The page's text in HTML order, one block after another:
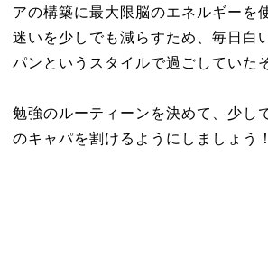
アの構築に最大限脳のエネルギーを
迷いを少しでも減らすため、毎日白
パンというスタイルで過ごしていた
勉強のルーティーンを決めて、少し
のキャパを割けるようにしましょう